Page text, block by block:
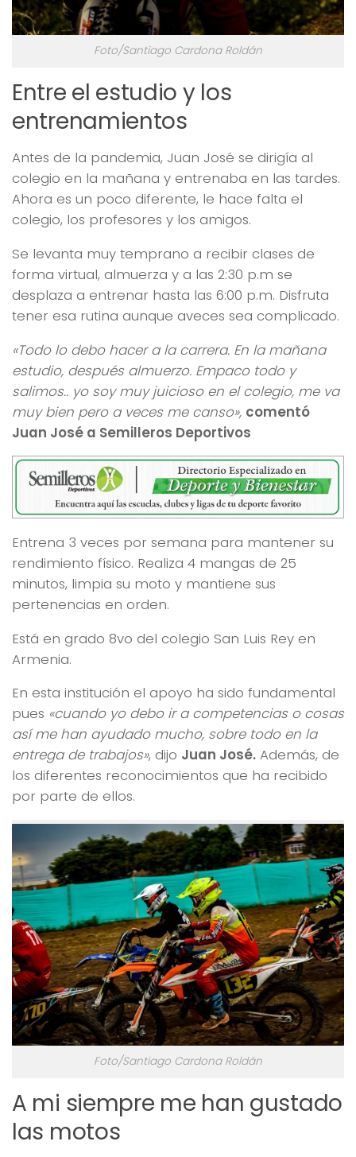
Foto/Santiago Cardona Roldán
Entre el estudio y los
entrenamientos
Antes de la pandemia, Juan José se dirigía al
colegio en la mañana y entrenaba en las tardes.
Ahora es un poco diferente, le hace falta el
colegio, los profesores y los amigos.
Se levanta muy temprano a recibir clases de
forma virtual, almuerza y a las 2:30 p.m se
desplaza a entrenar hasta las 6:00 p.m. Disfruta
tener esa rutina aunque aveces sea complicado.
«Todo lo debo hacer a la carrera. En la mañana
estudio, después almuerzo. Empaco todo y
salimos.. yo soy muy juicioso en el colegio, me va
muy bien pero a veces me canso», comentó
Juan José a Semilleros Deportivos
Entrena 3 veces por semana para mantener su
rendimiento físico. Realiza 4 mangas de 25
minutos, limpia su moto y mantiene sus
pertenencias en orden.
Está en grado 8vo del colegio San Luis Rey en
Armenia.
En esta institución el apoyo ha sido fundamental
pues «cuando yo debo ir a competencias o cosas
así me han ayudado mucho, sobre todo en la
entrega de trabajos», dijo Juan José. Además, de
los diferentes reconocimientos que ha recibido
por parte de ellos.
Foto/Santiago Cardona Roldán
A mi siempre me han gustado
las motos